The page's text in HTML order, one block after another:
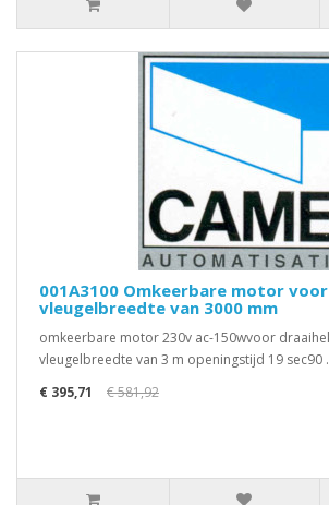
001A3100 Omkeerbare motor
vleugelbreedte van 3000 mm
omkeerbare motor 230v ac-150wvoor
vleugelbreedte van 3 m openingstijd 19 sec90
€ 395,71
€ 581,92